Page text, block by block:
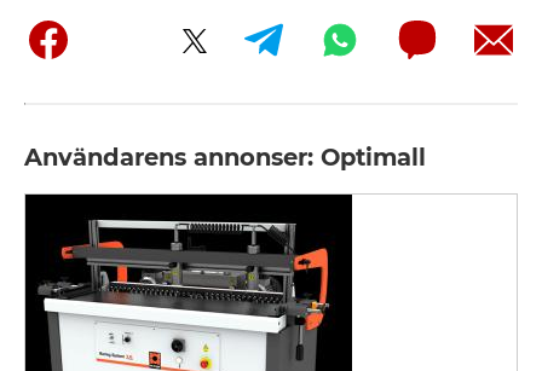
Användarens annonser: Optimall